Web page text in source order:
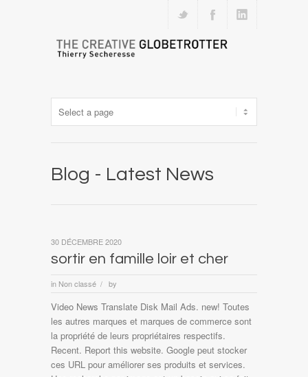
Blog - Latest News
sortir en famille loir et cher
in Non classé / by
30 DÉCEMBRE 2020
Video News Translate Disk Mail Ads. new! Toutes
les autres marques et marques de commerce sont
la propriété de leurs propriétaires respectifs.
Recent. Report this website. Google peut stocker
ces URL pour améliorer ses produits et services.